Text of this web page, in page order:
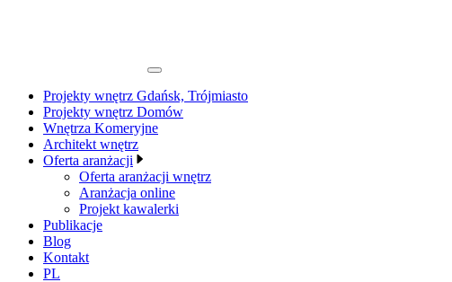
Projekty wnętrz Gdańsk, Trójmiasto
Projekty wnętrz Domów
Wnętrza Komeryjne
Architekt wnętrz
Oferta aranżacji
Oferta aranżacji wnętrz
Aranżacja online
Projekt kawalerki
Publikacje
Blog
Kontakt
PL